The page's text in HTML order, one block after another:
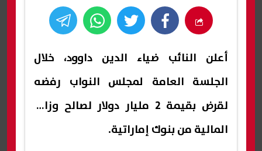
أعلن النائب ضياء الدين داوود، خلال
الجلسة العامة لمجلس النواب رفضه
لقرض بقيمة 2 مليار دولار لصالح وزارة
المالية من بنوك إماراتية.